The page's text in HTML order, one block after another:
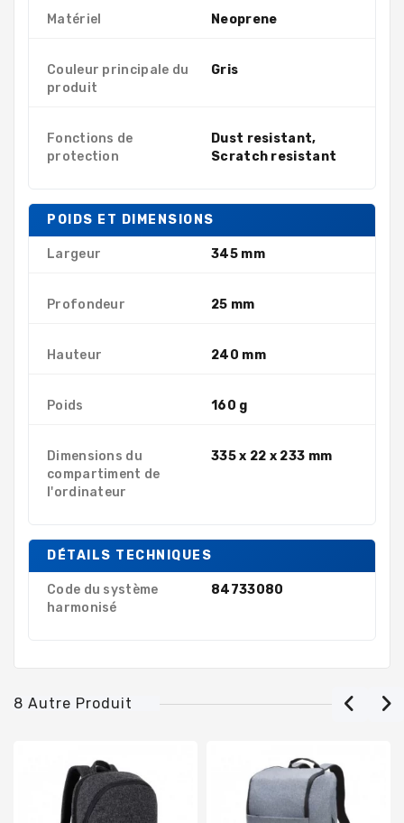
Matériel Neoprene
Couleur principale du
produit
Gris
Fonctions de
protection
Dust resistant,
Scratch resistant
POIDS ET DIMENSIONS
Largeur 345 mm
Profondeur 25 mm
Hauteur 240 mm
Poids 160 g
Dimensions du
compartiment de
l'ordinateur
335 x 22 x 233 mm
DÉTAILS TECHNIQUES
Code du système
harmonisé
84733080
8 Autre Produit